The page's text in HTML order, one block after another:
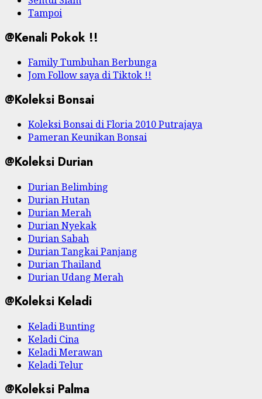
Tampoi
@Kenali Pokok !!
Family Tumbuhan Berbunga
Jom Follow saya di Tiktok !!
@Koleksi Bonsai
Koleksi Bonsai di Floria 2010 Putrajaya
Pameran Keunikan Bonsai
@Koleksi Durian
Durian Belimbing
Durian Hutan
Durian Merah
Durian Nyekak
Durian Sabah
Durian Tangkai Panjang
Durian Thailand
Durian Udang Merah
@Koleksi Keladi
Keladi Bunting
Keladi Cina
Keladi Merawan
Keladi Telur
@Koleksi Palma